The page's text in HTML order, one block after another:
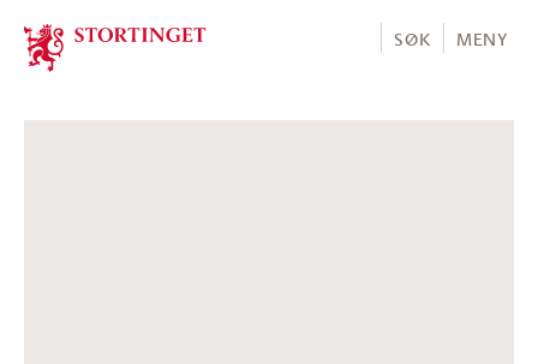
Stortinget.no
SØK MENY